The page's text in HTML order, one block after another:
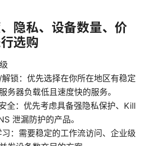
隐私、设备数量、价
选购
锁：优先选择在你所在地区有稳定
务器负载低且速度快的服务。
全：优先考虑具备强隐私保护、Kill
泄漏防护的产品。
：需要稳定的工作流访问、企业级